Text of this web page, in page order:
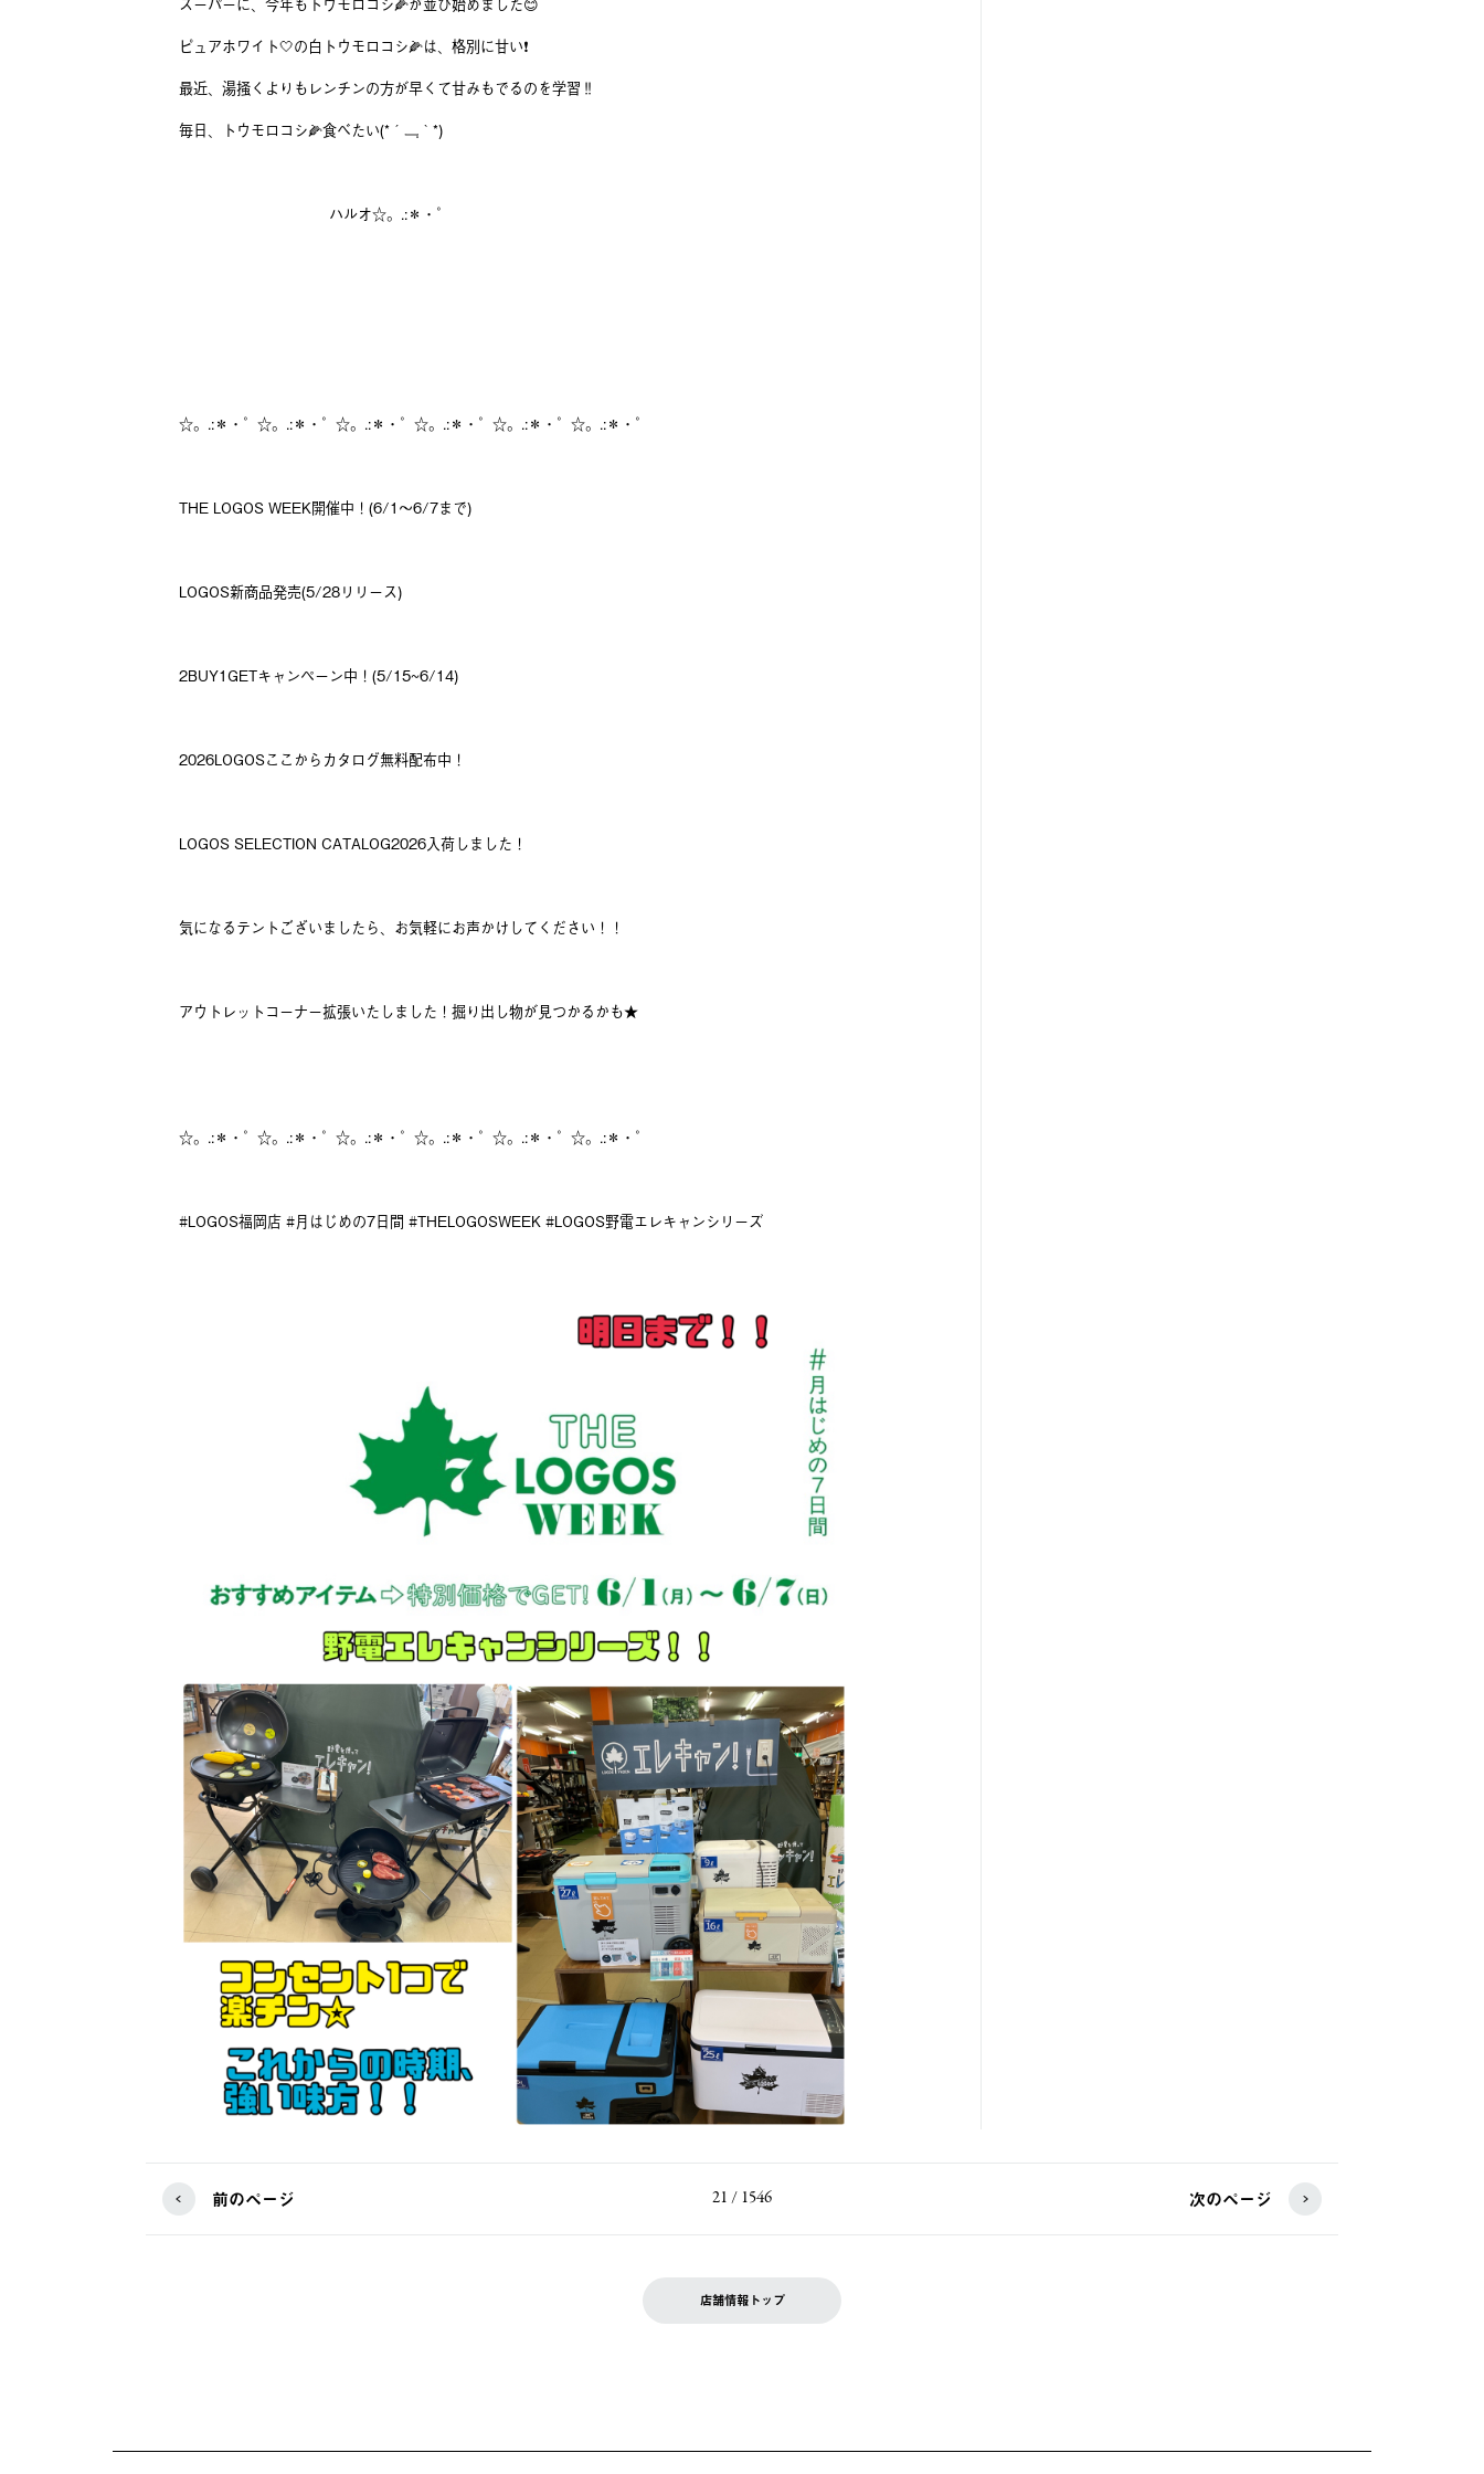
ピュアホワイト‎🤍の白トウモロコシ🌽は、格別に甘い❗️
最近、湯掻くよりもレンチンの方が早くて甘みもでるのを学習‼️
毎日、トウモロコシ🌽食べたい(*´﹃｀*)
ハルオ☆。.:＊・゜
☆。.:＊・゜☆。.:＊・゜☆。.:＊・゜☆。.:＊・゜☆。.:＊・゜☆。.:＊・゜
THE LOGOS WEEK開催中！(6/1～6/7まで)
LOGOS新商品発売(5/28リリース)
2BUY1GETキャンペーン中！(5/15~6/14)
2026LOGOSここからカタログ無料配布中！
LOGOS SELECTION CATALOG2026入荷しました！
気になるテントございましたら、お気軽にお声かけしてください！！
アウトレットコーナー拡張いたしました！掘り出し物が見つかるかも★
☆。.:＊・゜☆。.:＊・゜☆。.:＊・゜☆。.:＊・゜☆。.:＊・゜☆。.:＊・゜
#LOGOS福岡店 #月はじめの7日間 #THELOGOSWEEK #LOGOS野電エレキャンシリーズ
前のページ 21 / 1546 次のページ
店舗情報トップ